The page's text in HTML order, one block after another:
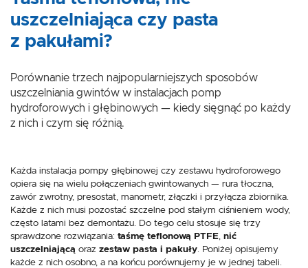
uszczelniająca czy pasta
z pakułami?
Porównanie trzech najpopularniejszych sposobów
uszczelniania gwintów w instalacjach pomp
hydroforowych i głębinowych — kiedy sięgnąć po każdy
z nich i czym się różnią.
Każda instalacja pompy głębinowej czy zestawu hydroforowego
opiera się na wielu połączeniach gwintowanych — rura tłoczna,
zawór zwrotny, presostat, manometr, złączki i przyłącza zbiornika.
Każde z nich musi pozostać szczelne pod stałym ciśnieniem wody,
często latami bez demontażu. Do tego celu stosuje się trzy
sprawdzone rozwiązania: taśmę teflonową PTFE, nić
uszczelniającą oraz zestaw pasta i pakuły. Poniżej opisujemy
każde z nich osobno, a na końcu porównujemy je w jednej tabeli.
prezentowanych treści.
Dzięki tym plikom cookies możemy zapewnić Ci większy komfort korzystania z
funkcjonalności naszej strony poprzez dopasowanie jej do Twoich
preferencji. Wyrażenie zgody na funkcjonalne i personalizacyjne pliki cookies
Analityczne
Analityczne pliki cookies pomagają nam rozwijać się i dostosowywać do Twoich
potrzeb.
Cookies analityczne pozwalają na uzyskanie informacji w zakresie
witryny internetowej, miejsca oraz częstotliwości, z jaką odwiedzane są nasze
dostępność wszystkich funkcjonalności.
Więcej
Dzięki reklamowym plikom cookies prezentujemy Ci najciekawsze informacje i
aktualności na stronach naszych partnerów.
Promocyjne pliki cookies służą do prezentowania Ci naszych komunikatów na
podstawie analizy Twoich upodobań oraz Twoich zwyczajów dotyczących
witryny internetowej. Treści promocyjne mogą pojawić się na stronach
trzecich lub firm będących naszymi partnerami oraz innych dostawców usług.
działają w charakterze pośredników prezentujących nasze treści w postaci
ofert, komunikatów mediów społecznościowych.